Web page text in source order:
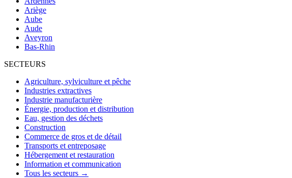
Ariège
Aube
Aude
Aveyron
Bas-Rhin
SECTEURS
Agriculture, sylviculture et pêche
Industries extractives
Industrie manufacturière
Énergie, production et distribution
Eau, gestion des déchets
Construction
Commerce de gros et de détail
Transports et entreposage
Hébergement et restauration
Information et communication
Tous les secteurs →